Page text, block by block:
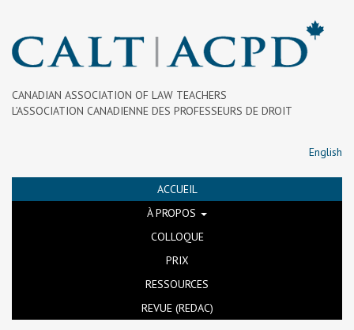
CANADIAN ASSOCIATION OF LAW TEACHERS
L’ASSOCIATION CANADIENNE DES PROFESSEURS DE DROIT
English
ACCUEIL
À PROPOS
COLLOQUE
PRIX
RESSOURCES
REVUE (REDAC)